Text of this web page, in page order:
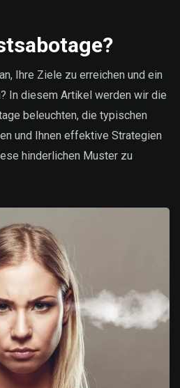
Ihre Ziele zu erreichen und ein
In diesem Artikel werden wir die
beleuchten, die typischen
und Ihnen effektive Strategien
hinderlichen Muster zu